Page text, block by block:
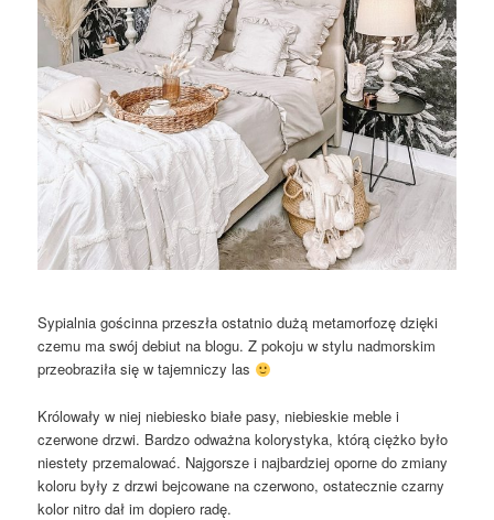
Sypialnia gościnna przeszła ostatnio dużą metamorfozę dzięki
czemu ma swój debiut na blogu. Z pokoju w stylu nadmorskim
przeobraziła się w tajemniczy las
Królowały w niej niebiesko białe pasy, niebieskie meble i
czerwone drzwi. Bardzo odważna kolorystyka, którą ciężko było
niestety przemalować. Najgorsze i najbardziej oporne do zmiany
koloru były z drzwi bejcowane na czerwono, ostatecznie czarny
kolor nitro dał im dopiero radę.